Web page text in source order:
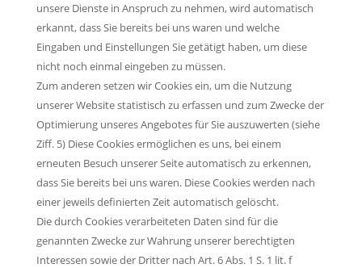
unsere Dienste in Anspruch zu nehmen, wird automatisch
erkannt, dass Sie bereits bei uns waren und welche
Eingaben und Einstellungen Sie getätigt haben, um diese
nicht noch einmal eingeben zu müssen.
Zum anderen setzen wir Cookies ein, um die Nutzung
unserer Website statistisch zu erfassen und zum Zwecke der
Optimierung unseres Angebotes für Sie auszuwerten (siehe
Ziff. 5) Diese Cookies ermöglichen es uns, bei einem
erneuten Besuch unserer Seite automatisch zu erkennen,
dass Sie bereits bei uns waren. Diese Cookies werden nach
einer jeweils definierten Zeit automatisch gelöscht.
Die durch Cookies verarbeiteten Daten sind für die
genannten Zwecke zur Wahrung unserer berechtigten
Interessen sowie der Dritter nach Art. 6 Abs. 1 S. 1 lit. f